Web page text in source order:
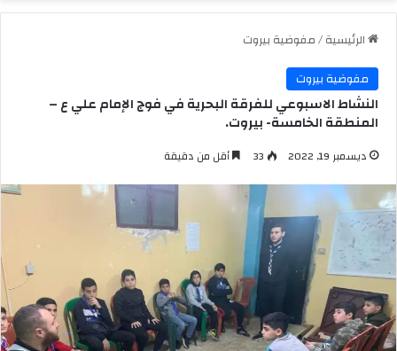
الرئيسية/مفوضية بيروت
مفوضية بيروت
النشاط الاسبوعي للفرقة البحرية في فوج الإمام علي ع –
المنطقة الخامسة- بيروت.
ديسمبر 19, 2022 33 أقل من دقيقة